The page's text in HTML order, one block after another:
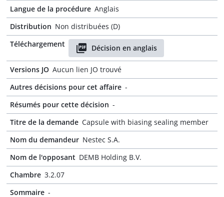
Langue de la procédure Anglais
Distribution Non distribuées (D)
Téléchargement
Décision en anglais
Versions JO Aucun lien JO trouvé
Autres décisions pour cet affaire -
Résumés pour cette décision -
Titre de la demande Capsule with biasing sealing member
Nom du demandeur Nestec S.A.
Nom de l'opposant DEMB Holding B.V.
Chambre 3.2.07
Sommaire -